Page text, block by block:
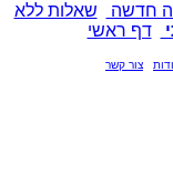
חדשה
שאלות ללא
דף ראשי
צור קשר